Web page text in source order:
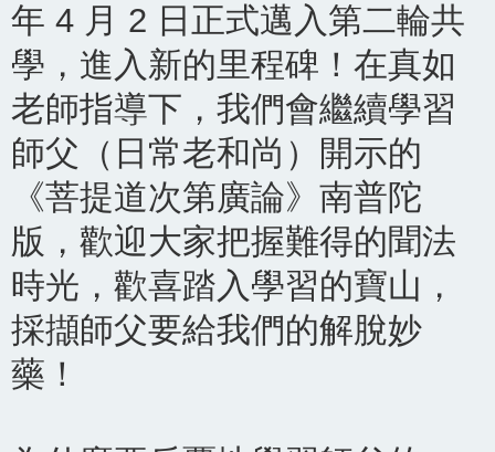
年 4 月 2 日正式邁入第二輪共
學，進入新的里程碑！在真如
老師指導下，我們會繼續學習
師父（日常老和尚）開示的
《菩提道次第廣論》南普陀
版，歡迎大家把握難得的聞法
時光，歡喜踏入學習的寶山，
採擷師父要給我們的解脫妙
藥！